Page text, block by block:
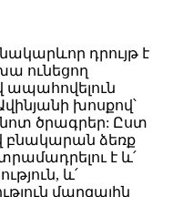
դրույթ է
ունեցող
խոսքով՝
ծրագրեր: Ըստ
բնակարան ձեռք
է և՛
և՛
մարզային